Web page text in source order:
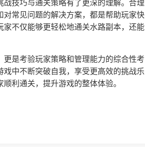
技巧与通关策略有了更深的理解。合理
常见问题的解决方案，都是帮助玩家快
不仅能够更轻松地通关水路副本，还能
是考验玩家策略和管理能力的综合性考
中不断突破自我，享受更高效的挑战乐
利通关，提升游戏的整体体验。